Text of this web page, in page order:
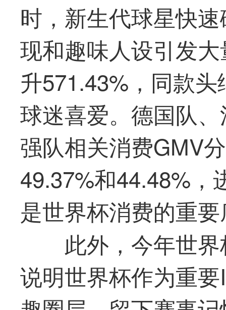
时，新生代球星快
现和趣味人设引发
升571.43%，同款
球迷喜爱。德国队
强队相关消费GMV
49.37%和44.48%，
是世界杯消费的重
此外，今年世
说明世界杯作为重